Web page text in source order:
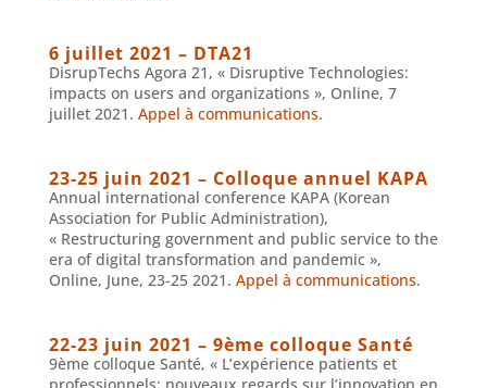
6 juillet 2021 – DTA21
DisrupTechs Agora 21, « Disruptive Technologies:
impacts on users and organizations », Online, 7
juillet 2021. Appel à communications.
23-25 juin 2021 – Colloque annuel KAPA
Annual international conference KAPA (Korean
Association for Public Administration),
« Restructuring government and public service to the
era of digital transformation and pandemic »,
Online, June, 23-25 2021. Appel à communications.
22-23 juin 2021 – 9ème colloque Santé
9ème colloque Santé, « L’expérience patients et